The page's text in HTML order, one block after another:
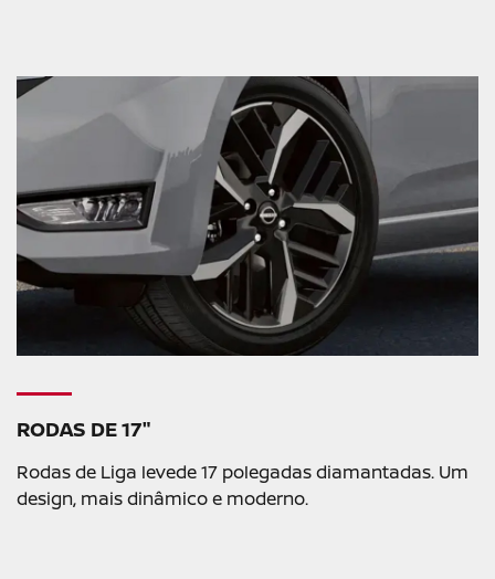
RODAS DE 17"
Rodas de Liga levede 17 polegadas diamantadas. Um
design, mais dinâmico e moderno.